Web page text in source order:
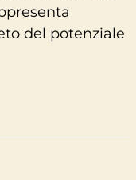
del potenziale